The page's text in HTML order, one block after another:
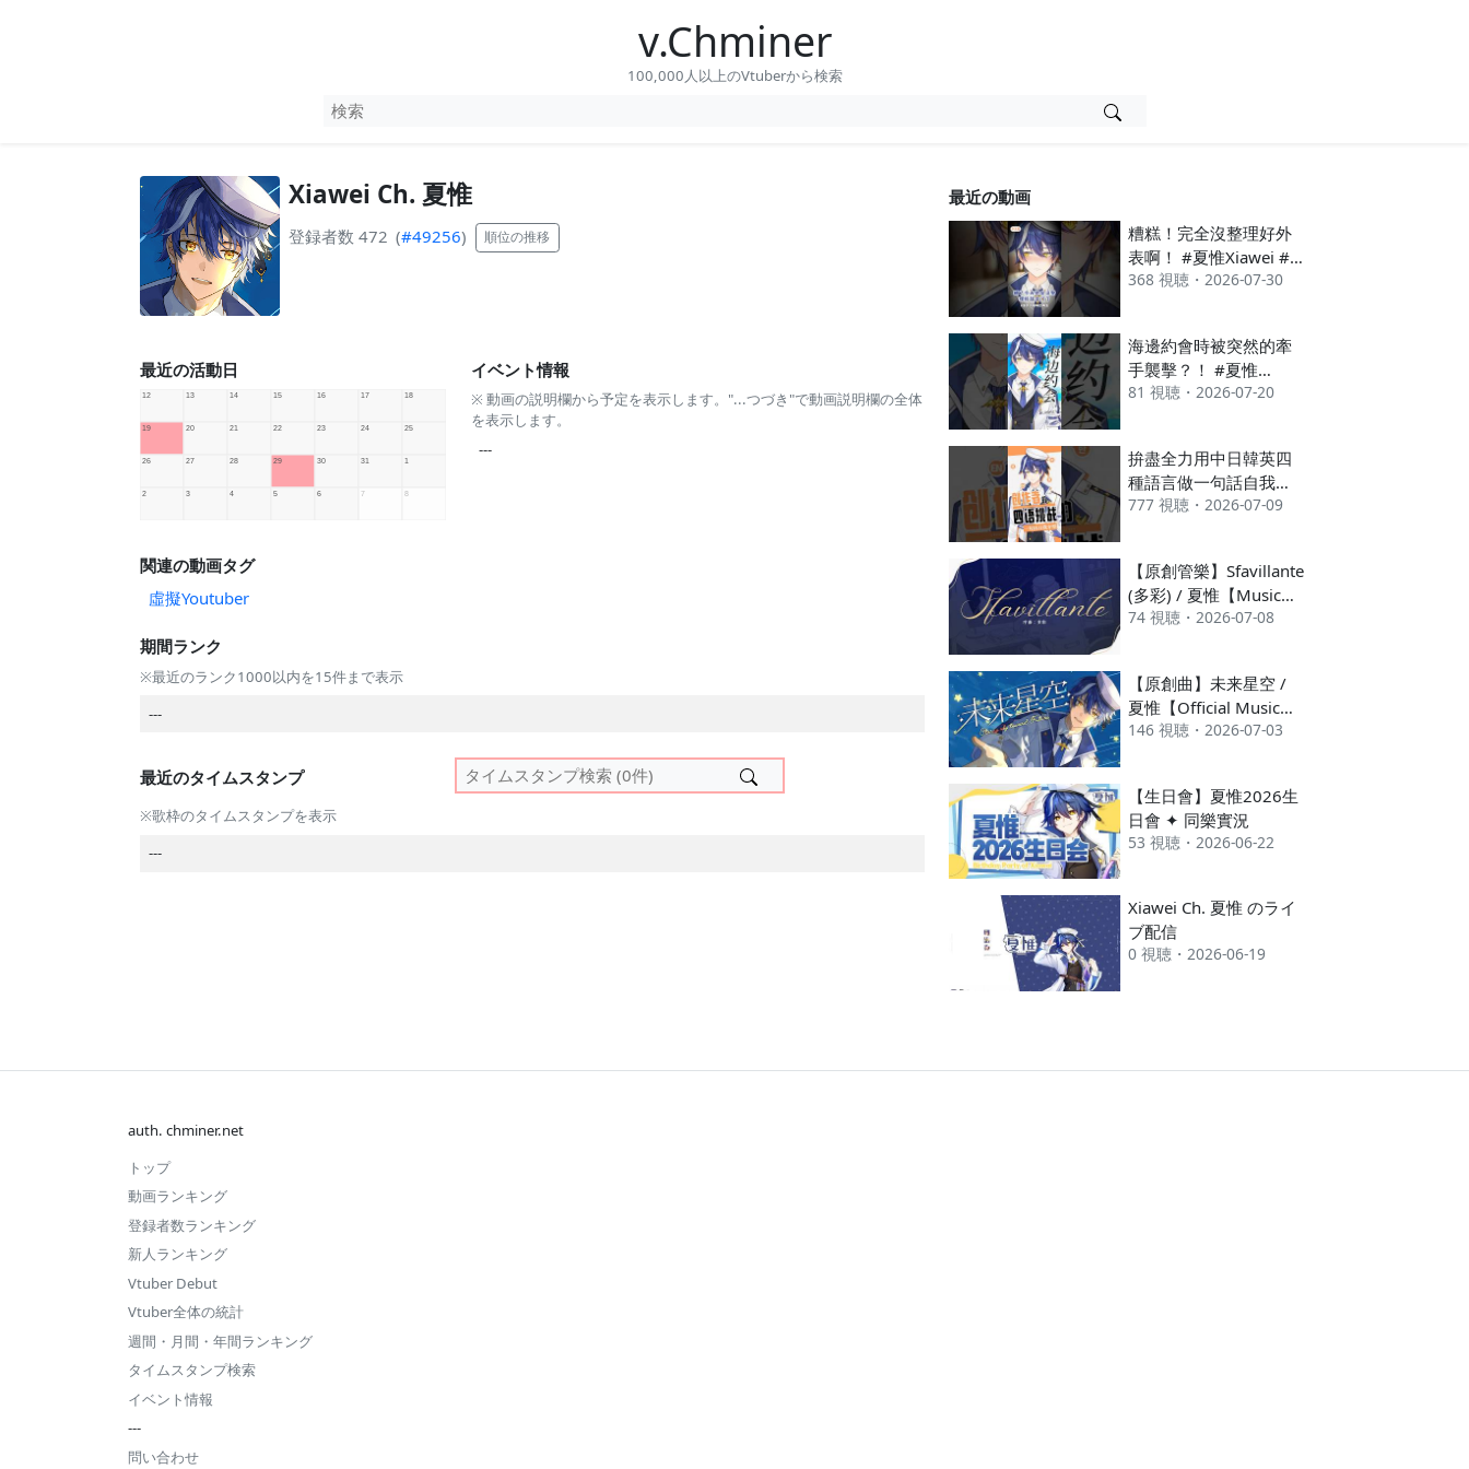
v.Chminer
100,000人以上のVtuberから検索
Xiawei Ch. 夏惟
登録者数 472 (#49256) 順位の推移
最近の活動日 イベント情報
※ 動画の説明欄から予定を表示します。"...つづき"で動画説明欄の全体
を表示します。
---
関連の動画タグ
虛擬Youtuber
期間ランク
※最近のランク1000以内を15件まで表示
---
最近のタイムスタンプ
※歌枠のタイムスタンプを表示
---
最近の動画
糟糕！完全沒整理好外
表啊！ #夏惟Xiawei #
虛擬youtuber #約會
368 視聴・2026-07-30
海邊約會時被突然的牽
手襲擊？！ #夏惟
Xiawei #新人vtuber
81 視聴・2026-07-20
拚盡全力用中日韓英四
種語言做一句話自我介
紹 #夏惟Xiawei #新人
777 視聴・2026-07-09
【原創管樂】Sfavillante
(多彩) / 夏惟【Music
Video】
74 視聴・2026-07-08
【原創曲】未来星空 /
夏惟【Official Music
Video】
146 視聴・2026-07-03
【生日會】夏惟2026生
日會 ✦ 同樂實況
53 視聴・2026-06-22
Xiawei Ch. 夏惟 のライ
ブ配信
0 視聴・2026-06-19
auth. chminer.net
トップ
動画ランキング
登録者数ランキング
新人ランキング
Vtuber Debut
Vtuber全体の統計
週間・月間・年間ランキング
タイムスタンプ検索
イベント情報
---
問い合わせ